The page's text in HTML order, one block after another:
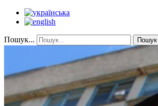
Пошук... Пошук